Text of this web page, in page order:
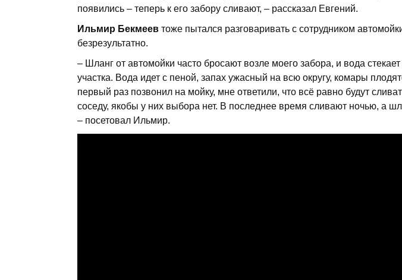
появились – теперь к его забору сливают, – рассказал Евгений.
Ильмир Бекмеев тоже пытался разговаривать с сотрудником
безрезультатно.
– Шланг от автомойки часто бросают возле моего забора, и вода
участка. Вода идет с пеной, запах ужасный на всю округу, комары
первый раз позвонил на мойку, мне ответили, что всё равно будут
соседу, якобы у них выбора нет. В последнее время сливают ночью, а
– посетовал Ильмир.